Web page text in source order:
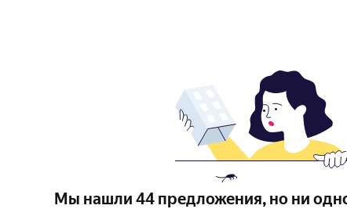
Мы нашли 44 предложения, но ни одно